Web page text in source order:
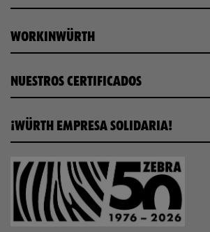
WORKINWÜRTH
NUESTROS CERTIFICADOS
¡WÜRTH EMPRESA SOLIDARIA!